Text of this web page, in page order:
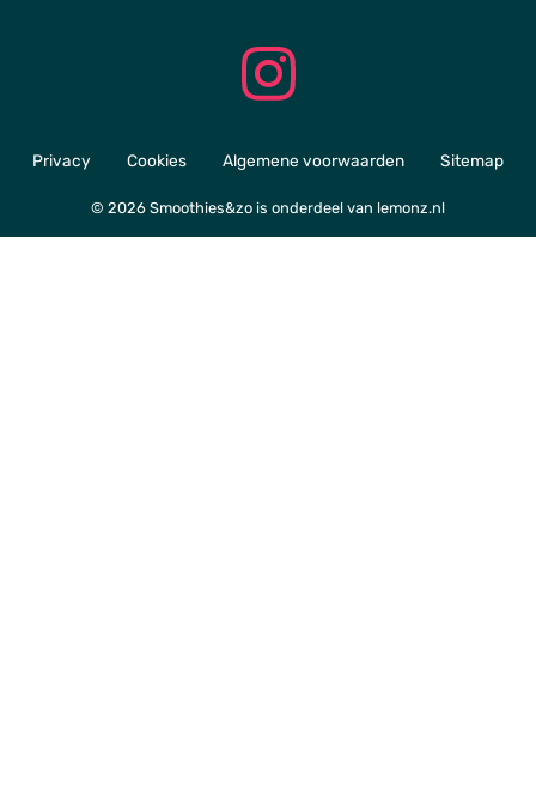
© 2026 Smoothies&zo is onderdeel van lemonz.nl
Privacy Cookies Algemene voorwaarden Sitemap